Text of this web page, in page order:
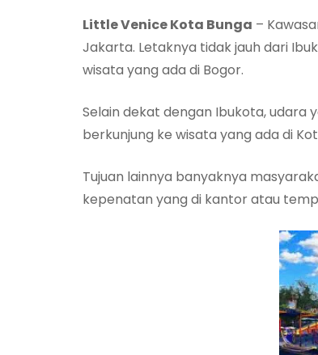
Little Venice Kota Bunga –
Jakarta. Letaknya tidak jauh dari
wisata yang ada di Bogor.
Selain dekat dengan Ibukota,
berkunjung ke wisata yang ada di
Tujuan lainnya banyaknya
kepenatan yang di kantor atau